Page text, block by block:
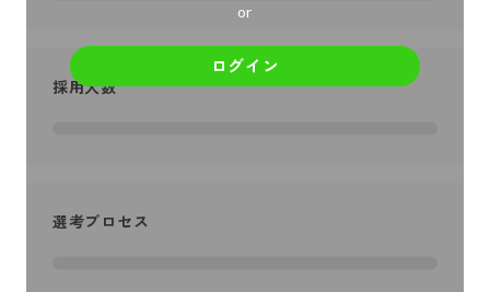
or
ログイン
採用人数
選考プロセス